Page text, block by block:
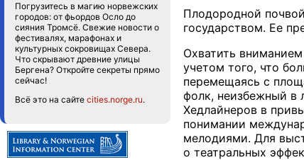
Погрузитесь в магию норвежских
городов: от фьордов Осло до
сияния Тромсё. Свежие новости о
фестивалях, марафонах и
культурных сокровищах Севера.
Что скрывают древние улицы
Бергена? Откройте секреты прямо
сейчас!
Всё это на сайте cities.norge.ru.
Плодородной
государством. Ее
Охватить
учетом того, что
перемещаясь с
фолк, неизбежный в
Хедлайнеров в
понимании
мелодиями. Для
о театральных